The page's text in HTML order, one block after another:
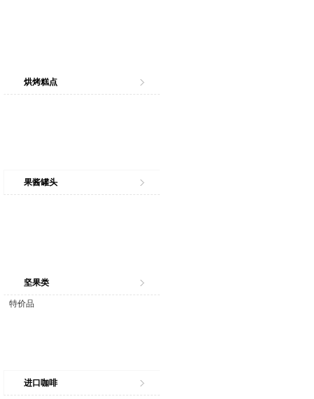
烘烤糕点
果酱罐头
坚果类
特价品
进口咖啡